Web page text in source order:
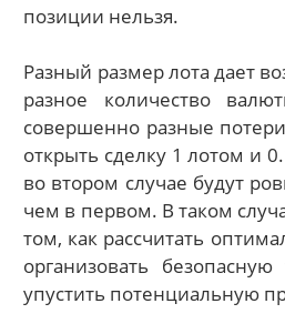
позиции нельзя.
Разный размер лота дает
разное количество
совершенно разные
открыть сделку 1 лотом и
во втором случае будут
чем в первом. В таком
том, как рассчитать
организовать
упустить потенциальную